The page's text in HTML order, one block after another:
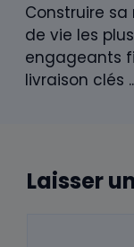
Construire sa
de vie les
engageants
livraison clés
Laisser